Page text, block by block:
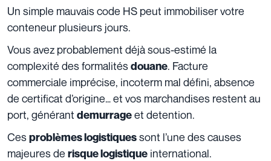
Un simple mauvais code HS peut immobiliser votre
conteneur plusieurs jours.
Vous avez probablement déjà sous-estimé la
complexité des formalitésdouane. Facture
commerciale imprécise, incoterm mal défini, absence
de certificat d’origine… et vos marchandises restent au
port, générant demurrageet detention.
Cesproblèmes logistiquessont l’une des causes
majeures de risque logistique international.